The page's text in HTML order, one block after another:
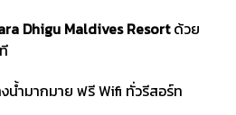
Dhigu Maldives Resortด้วย
ำมากมาย ฟรี Wifi ทั่วรีสอร์ท